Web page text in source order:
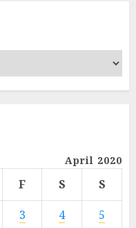
April 2020
F S
S
3 4
5